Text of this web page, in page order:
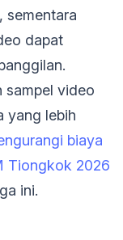
sementara
dapat
sampel video
yang lebih
biaya
Tiongkok 2026
ini.